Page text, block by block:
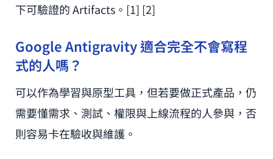
下可驗證的 Artifacts。[1] [2]
Google Antigravity 適合完全不會寫程
式的人嗎？
可以作為學習與原型工具，但若要做正式產品，仍
需要懂需求、測試、權限與上線流程的人參與，否
則容易卡在驗收與維護。